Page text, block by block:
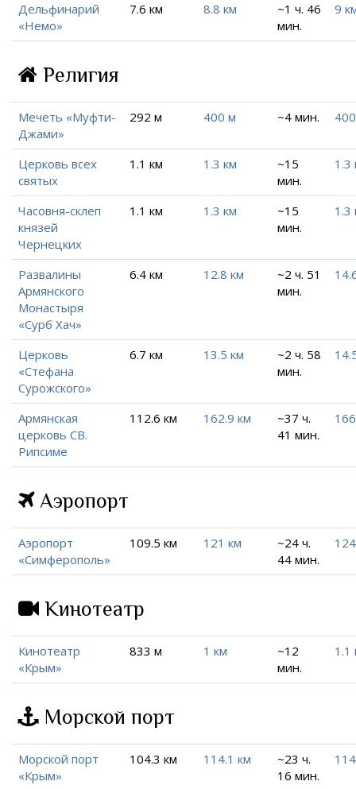
Дельфинарий
«Немо»
7.6 км 8.8 км
~1 ч. 46
мин.
9
Религия
Мечеть «Муфти-
Джами»
292 м 400 м ~4 мин.
Церковь всех
святых
1.1 км 1.3 км
~15
мин.
1.3
Часовня-склеп
князей
Чернецких
1.1 км 1.3 км
~15
мин.
1.3
Развалины
Армянского
Монастыря
«Сурб Хач»
6.4 км 12.8 км
~2 ч. 51
мин.
Церковь
«Стефана
Сурожского»
6.7 км 13.5 км
~2 ч. 58
мин.
Армянская
церковь СВ.
Рипсиме
112.6 км 162.9 км
~37 ч.
41 мин.
Аэропорт
Аэропорт
«Симферополь»
109.5 км 121 км
~24 ч.
44 мин.
Кинотеатр
Кинотеатр
«Крым»
833 м 1 км
~12
мин.
1.1
Морской порт
Морской порт
«Крым»
104.3 км 114.1 км
~23 ч.
16 мин.